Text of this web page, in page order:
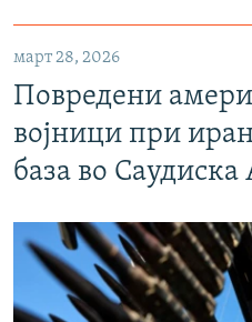
март 28, 2026
Повредени
војници при
база во Саудиска